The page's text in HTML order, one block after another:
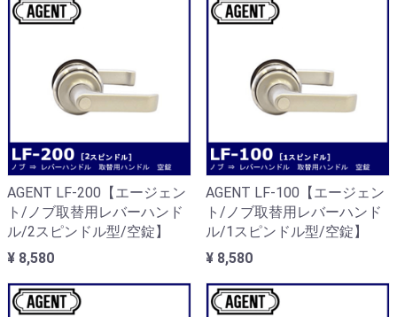
AGENT LF-200【エージェン
ト/ノブ取替用レバーハンド
ル/2スピンドル型/空錠】
¥ 8,580
AGENT LF-100【エージェン
ト/ノブ取替用レバーハンド
ル/1スピンドル型/空錠】
¥ 8,580